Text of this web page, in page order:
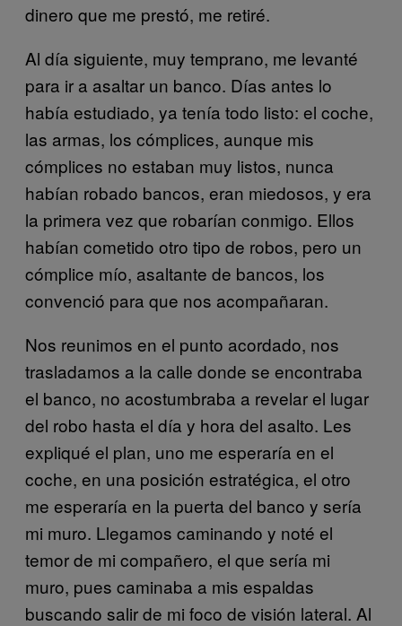
dinero que me prestó, me retiré.
Al día siguiente, muy temprano, me levanté
para ir a asaltar un banco. Días antes lo
había estudiado, ya tenía todo listo: el coche,
las armas, los cómplices, aunque mis
cómplices no estaban muy listos, nunca
habían robado bancos, eran miedosos, y era
la primera vez que robarían conmigo. Ellos
habían cometido otro tipo de robos, pero un
cómplice mío, asaltante de bancos, los
convenció para que nos acompañaran.
Nos reunimos en el punto acordado, nos
trasladamos a la calle donde se encontraba
el banco, no acostumbraba a revelar el lugar
del robo hasta el día y hora del asalto. Les
expliqué el plan, uno me esperaría en el
coche, en una posición estratégica, el otro
me esperaría en la puerta del banco y sería
mi muro. Llegamos caminando y noté el
temor de mi compañero, el que sería mi
muro, pues caminaba a mis espaldas
buscando salir de mi foco de visión lateral. Al